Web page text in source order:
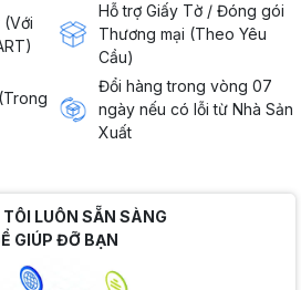
Hỗ trợ Giấy Tờ / Đóng gói
Thương mại (Theo Yêu
Cầu)
Đổi hàng trong vòng 07
ngày nếu có lỗi từ Nhà Sản
Xuất
LUÔN SẴN SÀNG
GIÚP ĐỠ BẠN